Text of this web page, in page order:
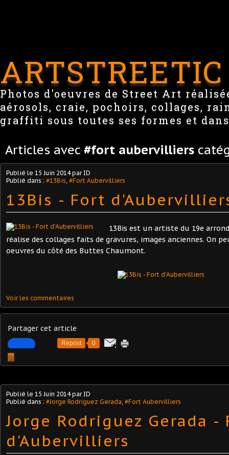
ARTSTREETIC
Photos d'oeuvres de Street Art
aérosols, craie, pochoirs, collages,
graffiti sous toutes ses formes et
Articles avec #fort aubervilliers
Publié le 15 Juin 2014par ID
Publié dans : #13Bis, #Fort Aubervilliers
13Bis - Fort
13Bis est un artiste du 19e
réalise des collages faits de gravures, images anciennes. On
oeuvres du côté des Buttes Chaumont.
Voir les commentaires
Partager cet article
Repost 0
…
Publié le 15 Juin 2014par ID
Publié dans : #Jorge Rodriguez Gerada, #Fort Aubervilliers
Jorge Rodriguez Gerada -
d'Aubervilliers